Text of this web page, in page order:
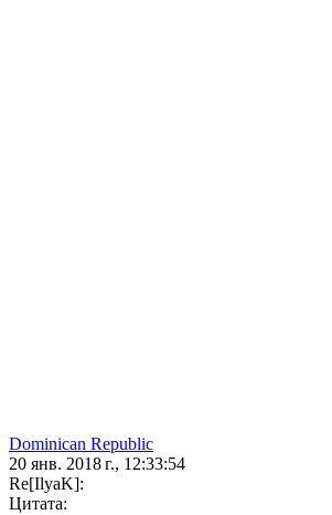
Dominican Republic
20 янв. 2018 г., 12:33:54
Re[IlyaK]:
Цитата: